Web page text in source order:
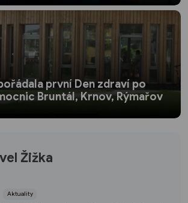
první Den zdraví po
Bruntál, Krnov, Rýmařov
Žižka
Aktuality